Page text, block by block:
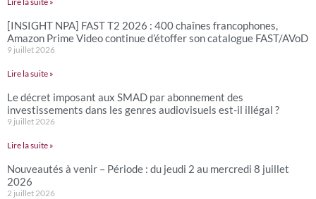
[INSIGHT NPA] FAST T2 2026 : 400 chaînes francophones,
Amazon Prime Video continue d’étoffer son catalogue FAST/AVoD
9 juillet 2026
Lire la suite »
Le décret imposant aux SMAD par abonnement des
investissements dans les genres audiovisuels est-il illégal ?
9 juillet 2026
Lire la suite »
Nouveautés à venir – Période : du jeudi 2 au mercredi 8 juillet
2026
2 juillet 2026